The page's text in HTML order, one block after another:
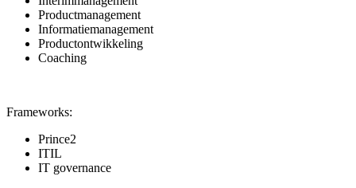
Productmanagement
Informatiemanagement
Productontwikkeling
Coaching
Frameworks:
Prince2
ITIL
IT governance